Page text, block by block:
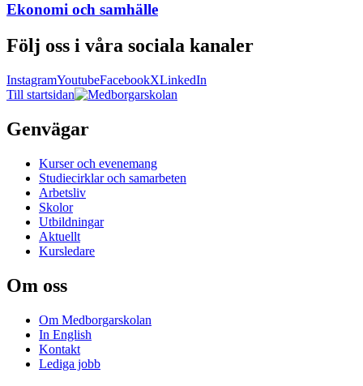
Ekonomi och samhälle
Följ oss i våra sociala kanaler
InstagramYoutubeFacebookXLinkedIn
Till startsidan
Genvägar
Kurser och evenemang
Studiecirklar och samarbeten
Arbetsliv
Skolor
Utbildningar
Aktuellt
Kursledare
Om oss
Om Medborgarskolan
In English
Kontakt
Lediga jobb